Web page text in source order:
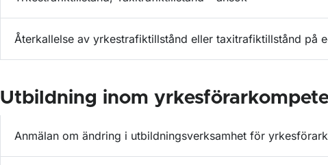
Återkallelse av yrkestrafiktillstånd eller taxitrafiktillstånd på
Utbildning inom
Anmälan om ändring i utbildningsverksamhet för